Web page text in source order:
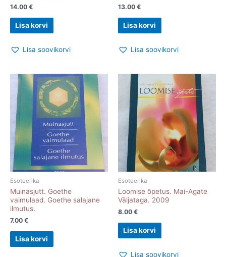
14.00 €
Lisa korvi
Lisa soovikorvi
13.00 €
Lisa korvi
Lisa soovikorvi
Esoteerika
Muinasjutt. Goethe
vaimulaad. Goethe salajane
ilmutus.
7.00 €
Lisa korvi
Esoteerika
Loomise õpetus. Mai-Agate
Väljataga. 2009
8.00 €
Lisa korvi
Lisa soovikorvi